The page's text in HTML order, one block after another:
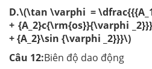
D.\(\tan \varphi =
+ {A_2}c{\rm{os}}{\varphi
+ {A_2}\sin {\varphi _2}}}\)
Câu 12:Biên độ dao động